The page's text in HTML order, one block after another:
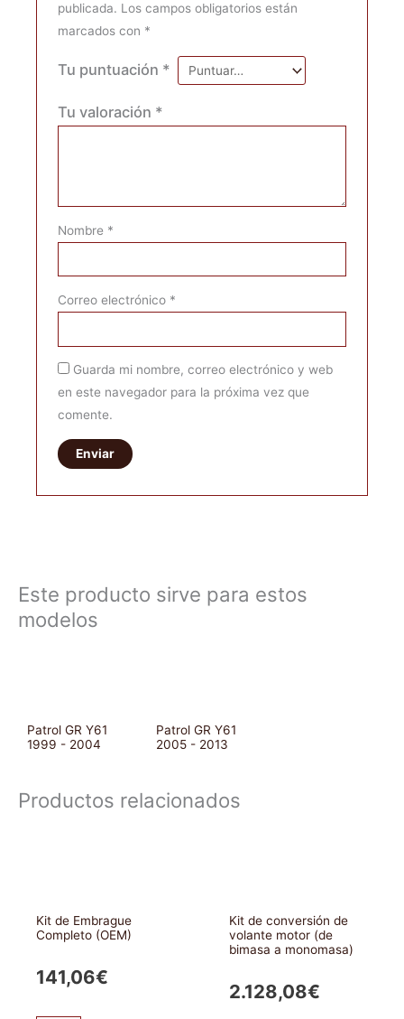
publicada. Los campos obligatorios están
marcados con *
Tu puntuación *
Tu valoración *
Nombre *
Correo electrónico *
Guarda mi nombre, correo electrónico y web
en este navegador para la próxima vez que
comente.
Este producto sirve para estos
modelos
Patrol GR Y61
1999 - 2004
Patrol GR Y61
2005 - 2013
Productos relacionados
Kit de Embrague
Completo (OEM)
141,06€
Kit de conversión de
volante motor (de
bimasa a monomasa)
2.128,08€